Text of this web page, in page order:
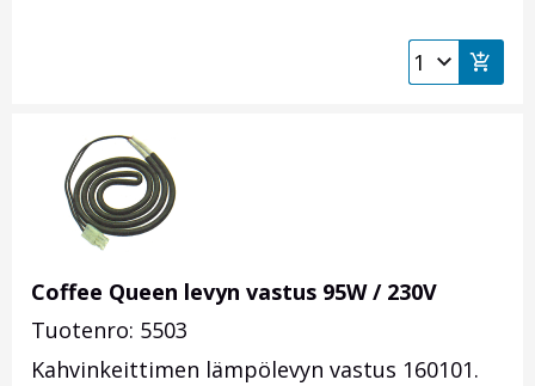
Coffee Queen levyn vastus 95W / 230V
Tuotenro: 5503
Kahvinkeittimen lämpölevyn vastus 160101.